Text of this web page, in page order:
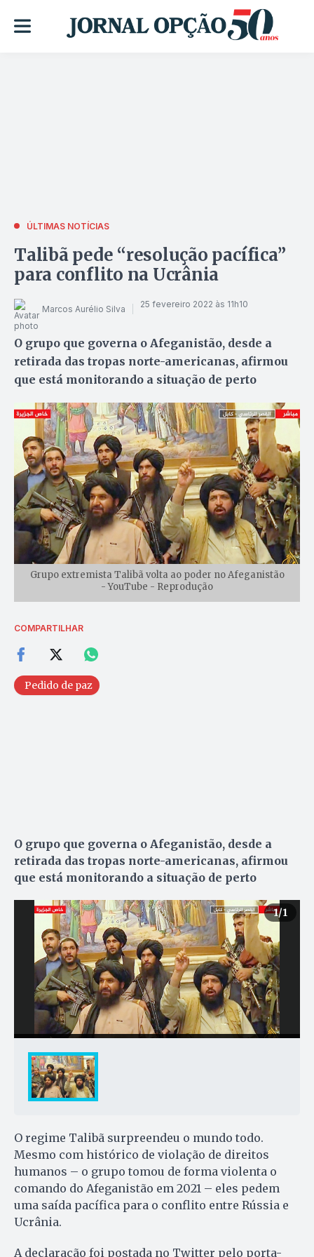
ÚLTIMAS NOTÍCIAS
Talibã pede “resolução pacífica”
para conflito na Ucrânia
Marcos Aurélio Silva 25 fevereiro 2022 às 11h10
O grupo que governa o Afeganistão, desde a
retirada das tropas norte-americanas, afirmou
que está monitorando a situação de perto
Grupo extremista Talibã volta ao poder no Afeganistão
- YouTube - Reprodução
COMPARTILHAR
Pedido de paz
O grupo que governa o Afeganistão, desde a
retirada das tropas norte-americanas, afirmou
que está monitorando a situação de perto
1/1
O regime Talibã surpreendeu o mundo todo.
Mesmo com histórico de violação de direitos
humanos – o grupo tomou de forma violenta o
comando do Afeganistão em 2021 – eles pedem
uma saída pacífica para o conflito entre Rússia e
Ucrânia.
A declaração foi postada no Twitter pelo porta-